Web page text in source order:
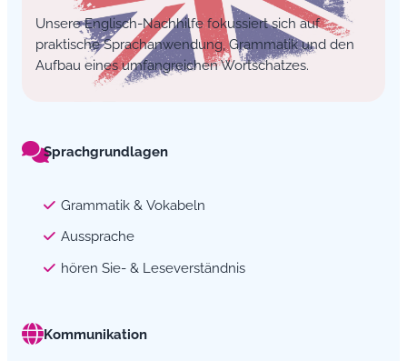
Unsere Englisch-Nachhilfe fokussiert sich auf
praktische Sprachanwendung, Grammatik und den
Aufbau eines umfangreichen Wortschatzes.
Sprachgrundlagen
Grammatik & Vokabeln
Aussprache
hören Sie- & Leseverständnis
Kommunikation